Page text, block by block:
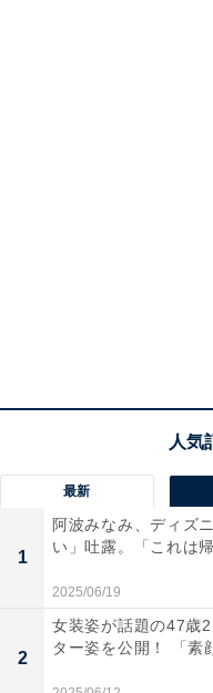
最新
1
阿波みなみ、ディズ
い」吐露。「これは
2025/06/19
2
女装姿が話題の47歳
ター姿を公開！ 「素